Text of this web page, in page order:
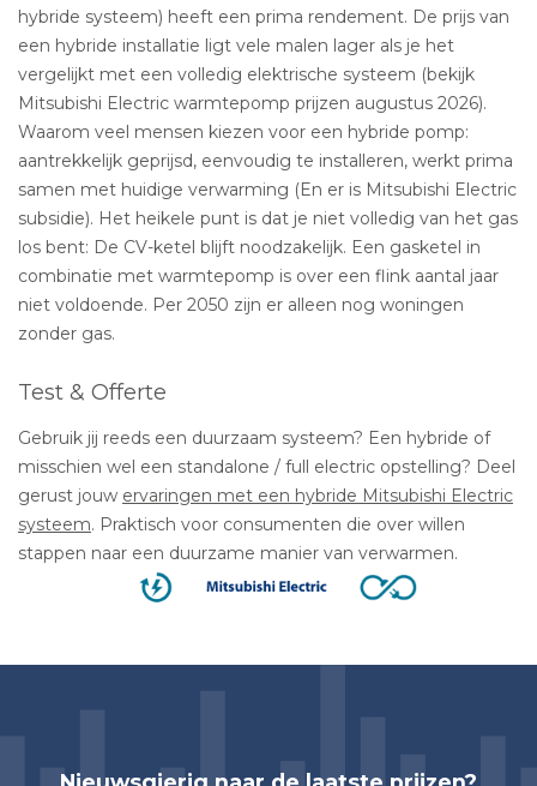
hybride systeem) heeft een prima rendement. De prijs van
een hybride installatie ligt vele malen lager als je het
vergelijkt met een volledig elektrische systeem (bekijk
Mitsubishi Electric warmtepomp prijzen augustus 2026).
Waarom veel mensen kiezen voor een hybride pomp:
aantrekkelijk geprijsd, eenvoudig te installeren, werkt prima
samen met huidige verwarming (En er is Mitsubishi Electric
subsidie). Het heikele punt is dat je niet volledig van het gas
los bent: De CV-ketel blijft noodzakelijk. Een gasketel in
combinatie met warmtepomp is over een flink aantal jaar
niet voldoende. Per 2050 zijn er alleen nog woningen
zonder gas.
Test & Offerte
Gebruik jij reeds een duurzaam systeem? Een hybride of
misschien wel een standalone / full electric opstelling? Deel
gerust jouw ervaringen met een hybride Mitsubishi Electric
systeem. Praktisch voor consumenten die over willen
stappen naar een duurzame manier van verwarmen.